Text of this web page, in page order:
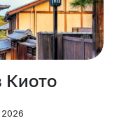
Киото